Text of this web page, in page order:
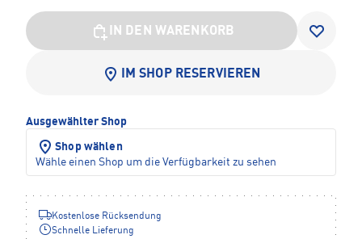
IN DEN WARENKORB
IM SHOP RESERVIEREN
Ausgewählter Shop
Shop wählen
Wähle einen Shop um die Verfügbarkeit zu sehen
Kostenlose Rücksendung
Schnelle Lieferung